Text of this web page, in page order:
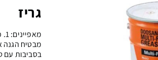
גריז
בסביבות עם